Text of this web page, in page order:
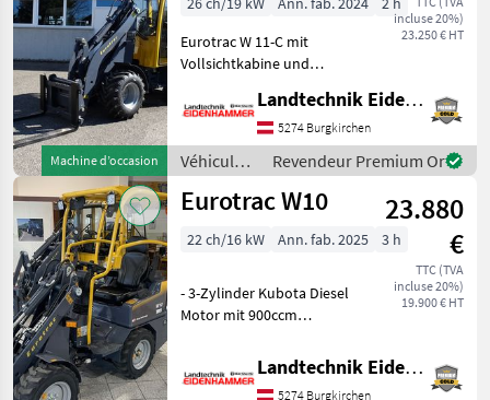
Machine d’occasion
und Heizung
incluse 20%)
23.250 € HT
Eurotrac W 11-C mit
Vollsichtkabine und
Zylinder) Motor 26PS Stage
V - Hydr. Knicklenker mit
hydrostatischem
Allradantrieb - Hydraul
Landtechnik Eidenhammer GmbH
5274 Burgkirchen
Véhicules
agricoles
à moteur /
Revendeur Premium Or
Eurotrac W10
23.880
€
TTC (TVA
incluse 20%)
19.900 € HT
22 ch/16 kW Ann. fab. 2025 3 h
- 3-Zylinder Kubota Diesel
Motor mit 900ccm
Allradantrieb - Bucher
Hydraulik Italien - extra
Landtechnik Eidenhammer GmbH
5274 Burgkirchen